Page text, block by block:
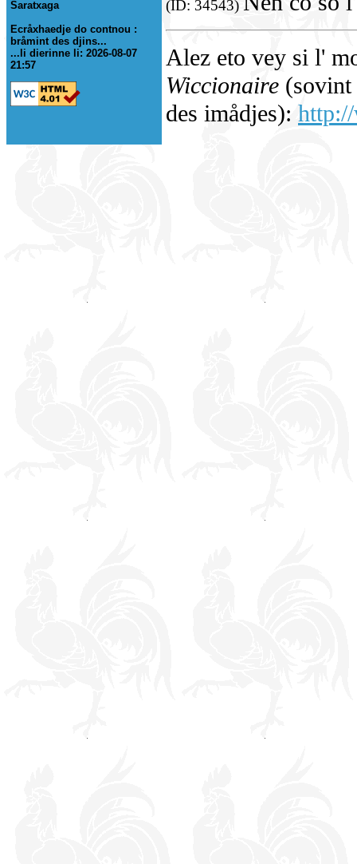
Saratxaga
Ecråxhaedje do contnou :
bråmint des djins...
...li dierinne li: 2026-08-07
21:57
(ID: 34543)
Alez eto vey si l'
Wiccionaire (sovint
des imådjes):